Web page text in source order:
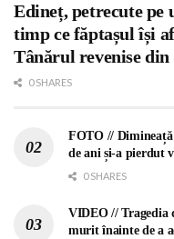
Edineț, petrecute
timp ce făptașul își
Tânărul revenise
0 SHARES
FOTO //
de ani și-a pierdut
0 SHARES
VIDEO // Tragedia
murit înainte de a